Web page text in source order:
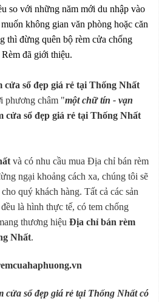
so với những năm mới du nhập vào
không gian văn phòng hoặc căn
thì đừng quên bộ rèm cửa chống
Rèm đã giới thiệu.
cửa sổ đẹp giá rẻ tại Thống Nhất
phương châm "một chữ tín - vạn
cửa sổ đẹp giá rẻ tại Thống Nhất
và có nhu cầu mua Địa chỉ bán rèm
ngại khoảng cách xa, chúng tôi sẽ
quý khách hàng. Tất cả các sản
là hình thực tế, có tem chống
thương hiệu Địa chỉ bán rèm
Nhất.
sổ đẹp giá rẻ tại Thống Nhất có